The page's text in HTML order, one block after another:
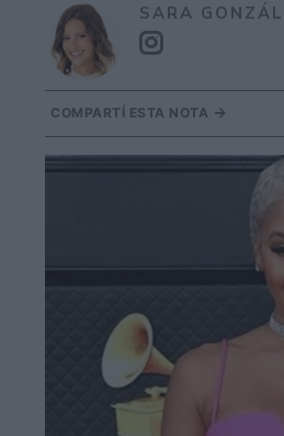
SARA
COMPARTÍ ESTA NOTA